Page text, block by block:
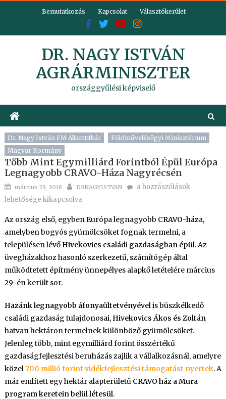
Bemutatkozás Kapcsolat Választókerület
DR. NAGY ISTVÁN
AGRÁRMINISZTER
országgyűlési képviselő
Dr. Nagy István FM Államtitkár
Földművelésügyi Minisztérium
Magyar Kormány
Több Mint Egymilliárd Forintból Épül Európa
Legnagyobb CRAVO-Háza Nagyrécsén
Posted
on
március 29, 2018 Author
DRNAGYISTVAN
Több
forintból
épül
Európa
legnagyobb
CRAVO-
bejegyzéshez
a hozzászólások
lehetősége kikapcsolva
Az ország első, egyben Európa legnagyobb CRAVO-háza,
amelyben bogyós gyümölcsöket fognak termelni, a
településen lévő Hivekovics családi gazdaságban épül. Az
üvegházakhoz hasonló szerkezetű, számítógép által
működtetett építmény ünnepélyes alapkő letételére március
29-én került sor.
Hazánk legnagyobb áfonyaültetvényével is büszkélkedő
családi gazdaság tulajdonosai, Hivekovics Ákos és Zoltán
hatvan hektáron termelnek különböző gyümölcsöket.
Jelenleg több, mint egymilliárd forint összértékű
gazdaságfejlesztési beruházás zajlik a vállalkozásnál, amelyre
közel700 millió forint vidékfejlesztési támogatást nyertek. A
már említett egy hektár alapterületű CRAVO ház a Mura
program keretein belül létesül.